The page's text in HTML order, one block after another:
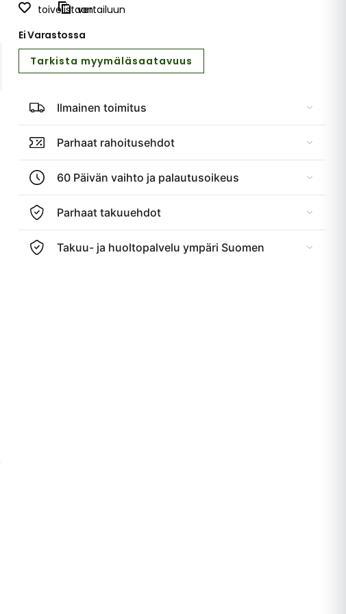
toivelistaanvertailuun
Ei Varastossa
Tarkista myymäläsaatavuus
Ilmainen toimitus
Parhaat rahoitusehdot
60 Päivän vaihto ja palautusoikeus
Parhaat takuuehdot
Takuu- ja huoltopalvelu ympäri Suomen